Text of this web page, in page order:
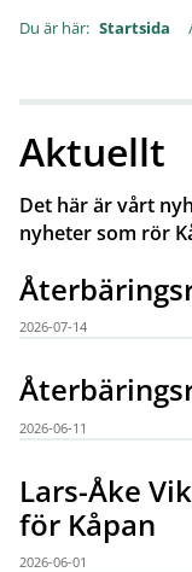
Du är här: Startsida
Aktuellt
Det här är vårt
nyheter som rör
2026-07-14
2026-06-11
Lars-Åke
för Kåpan
2026-06-01